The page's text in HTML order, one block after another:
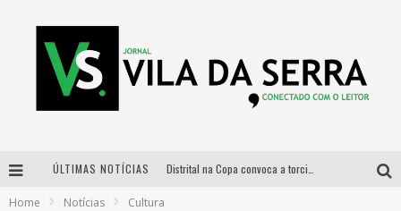
ÚLTIMAS NOTÍCIAS
Home Notícias Cultura